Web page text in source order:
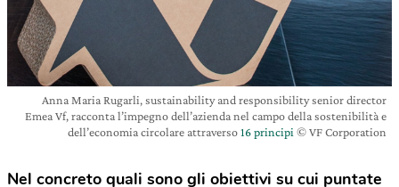
Anna Maria Rugarli, sustainability and responsibility senior director
Emea Vf, racconta l’impegno dell’azienda nel campo della sostenibilità e
dell’economia circolare attraverso16 principi © VF Corporation
Nel concreto quali sono gli obiettivi su cui puntate